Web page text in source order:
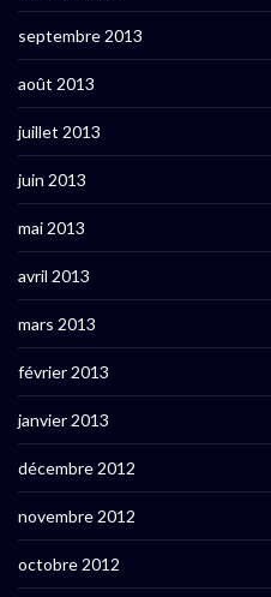
septembre 2013
août 2013
juillet 2013
juin 2013
mai 2013
avril 2013
mars 2013
février 2013
janvier 2013
décembre 2012
novembre 2012
octobre 2012